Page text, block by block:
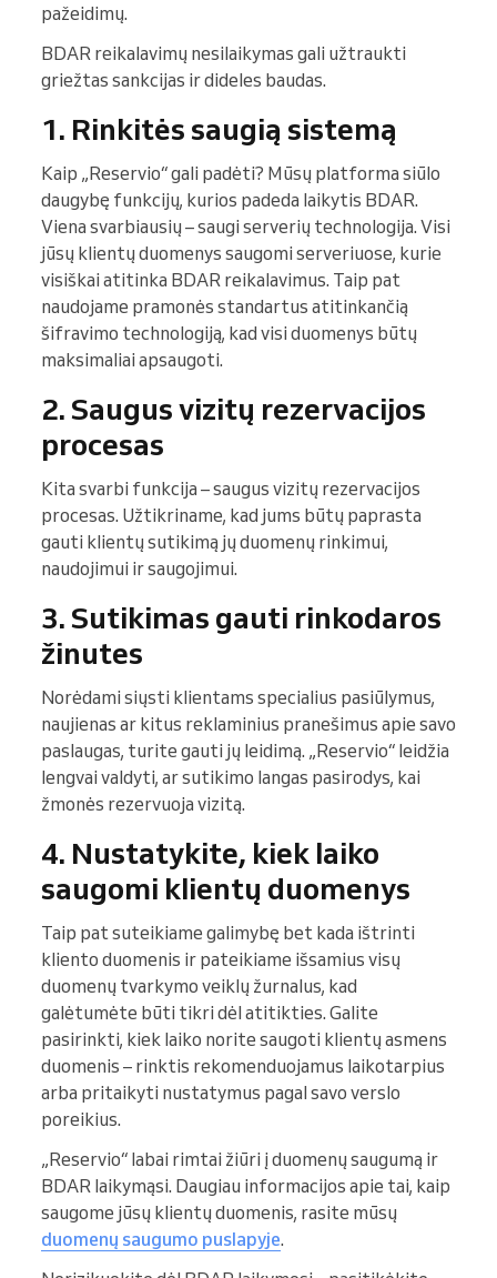
pažeidimų.
BDAR reikalavimų nesilaikymas gali užtraukti
griežtas sankcijas ir dideles baudas.
1. Rinkitės saugią sistemą
Kaip „Reservio“ gali padėti? Mūsų platforma siūlo
daugybę funkcijų, kurios padeda laikytis BDAR.
Viena svarbiausių – saugi serverių technologija. Visi
jūsų klientų duomenys saugomi serveriuose, kurie
visiškai atitinka BDAR reikalavimus. Taip pat
naudojame pramonės standartus atitinkančią
šifravimo technologiją, kad visi duomenys būtų
maksimaliai apsaugoti.
2. Saugus vizitų rezervacijos
procesas
Kita svarbi funkcija – saugus vizitų rezervacijos
procesas. Užtikriname, kad jums būtų paprasta
gauti klientų sutikimą jų duomenų rinkimui,
naudojimui ir saugojimui.
3. Sutikimas gauti rinkodaros
žinutes
Norėdami siųsti klientams specialius pasiūlymus,
naujienas ar kitus reklaminius pranešimus apie savo
paslaugas, turite gauti jų leidimą. „Reservio“ leidžia
lengvai valdyti, ar sutikimo langas pasirodys, kai
žmonės rezervuoja vizitą.
4. Nustatykite, kiek laiko
saugomi klientų duomenys
Taip pat suteikiame galimybę bet kada ištrinti
kliento duomenis ir pateikiame išsamius visų
duomenų tvarkymo veiklų žurnalus, kad
galėtumėte būti tikri dėl atitikties. Galite
pasirinkti, kiek laiko norite saugoti klientų asmens
duomenis – rinktis rekomenduojamus laikotarpius
arba pritaikyti nustatymus pagal savo verslo
poreikius.
„Reservio“ labai rimtai žiūri į duomenų saugumą ir
BDAR laikymąsi. Daugiau informacijos apie tai, kaip
saugome jūsų klientų duomenis, rasite mūsų
duomenų saugumo puslapyje.